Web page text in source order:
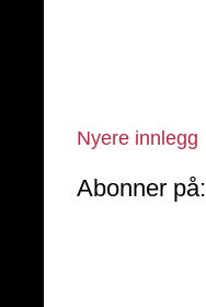
Nyere innlegg
Abonner på: